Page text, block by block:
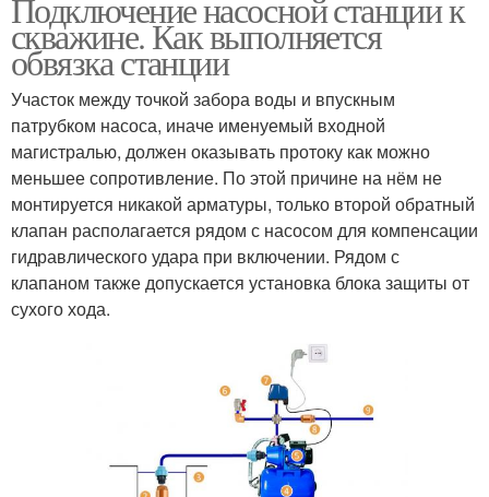
Подключение насосной станции к
скважине. Как выполняется
обвязка станции
Участок между точкой забора воды и впускным
патрубком насоса, иначе именуемый входной
магистралью, должен оказывать протоку как можно
меньшее сопротивление. По этой причине на нём не
монтируется никакой арматуры, только второй обратный
клапан располагается рядом с насосом для компенсации
гидравлического удара при включении. Рядом с
клапаном также допускается установка блока защиты от
сухого хода.